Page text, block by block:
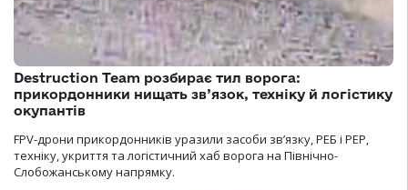
Destruction Team розбирає тил ворога:
прикордонники нищать зв’язок, техніку й логістику
окупантів
FPV-дрони прикордонників уразили засоби зв’язку, РЕБ і РЕР,
техніку, укриття та логістичний хаб ворога на Північно-
Слобожанському напрямку.